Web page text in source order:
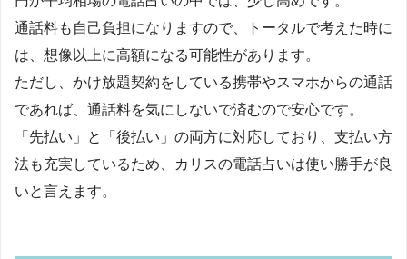
通話料も自己負担になりますので、トータルで考えた時に
は、想像以上に高額になる可能性があります。
ただし、かけ放題契約をしている携帯やスマホからの通話
であれば、通話料を気にしないで済むので安心です。
「先払い」と「後払い」の両方に対応しており、支払い方
法も充実しているため、カリスの電話占いは使い勝手が良
いと言えます。